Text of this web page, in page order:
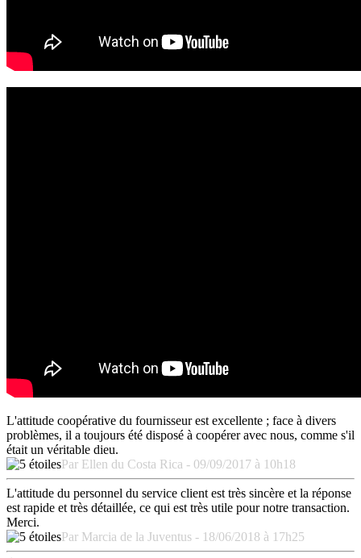
L'attitude coopérative du fournisseur est excellente ; face à divers
problèmes, il a toujours été disposé à coopérer avec nous, comme s'il
était un véritable dieu.
Par Ellen du Costa Rica - 09/09/2017 à 10h18
L'attitude du personnel du service client est très sincère et la réponse
est rapide et très détaillée, ce qui est très utile pour notre transaction.
Merci.
Par Marcia de la Juventus - 18/06/2018 à 17h25